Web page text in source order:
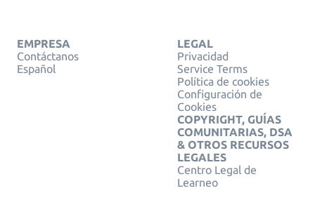
EMPRESA
Contáctanos
Español
LEGAL
Privacidad
Service Terms
Política de cookies
Configuración de
Cookies
COPYRIGHT, GUÍAS
COMUNITARIAS, DSA
& OTROS RECURSOS
LEGALES
Centro Legal de
Learneo